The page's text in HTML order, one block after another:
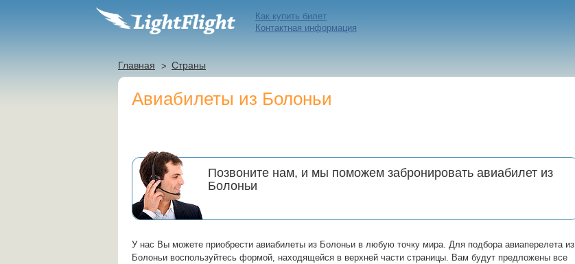
Как купить билет
Контактная информация
Главная Страны
Авиабилеты из Болоньи
Позвоните нам, и мы поможем забронировать авиабилет из
Болоньи
У нас Вы можете приобрести авиабилеты из Болоньи в любую точку мира. Для подбора авиаперелета из
Болоньи воспользуйтесь формой, находящейся в верхней части страницы. Вам будут предложены все